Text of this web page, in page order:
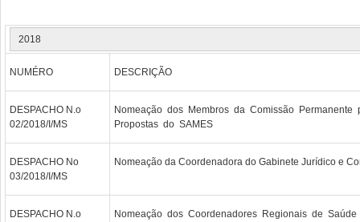
2018
NUMÉRO DESCRIÇÃO
DESPACHO N.o
02/2018/I/MS
Nomeação dos Membros da Comissão Permanente
Propostas do SAMES
DESPACHO No
03/2018/I/MS
Nomeação da Coordenadora do Gabinete Jurídico e
DESPACHO N.o
Nomeação dos Coordenadores Regionais de